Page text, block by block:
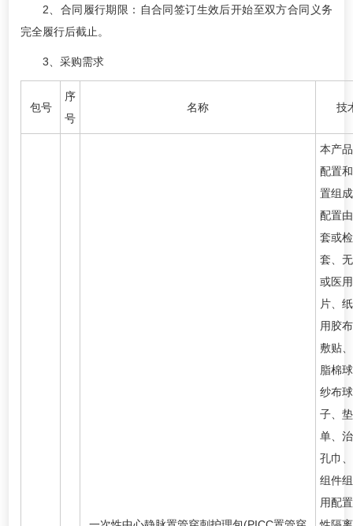
2、合同履行期限：自合同签订生效后开始至双方合同义务
完全履行后截止。
3、采购需求
包号
序
号
名称 技
本产
配置
置组
配置
套或
套、
或医
片、
用胶
敷贴
脂棉
纱布
子、
单、
孔巾
组件
用配